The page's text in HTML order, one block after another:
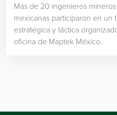
Más de 20 ingenieros
mexicanas participaron en un
estratégica y táctica
oficina de Maptek México.